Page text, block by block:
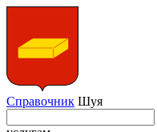
Справочник Шуя